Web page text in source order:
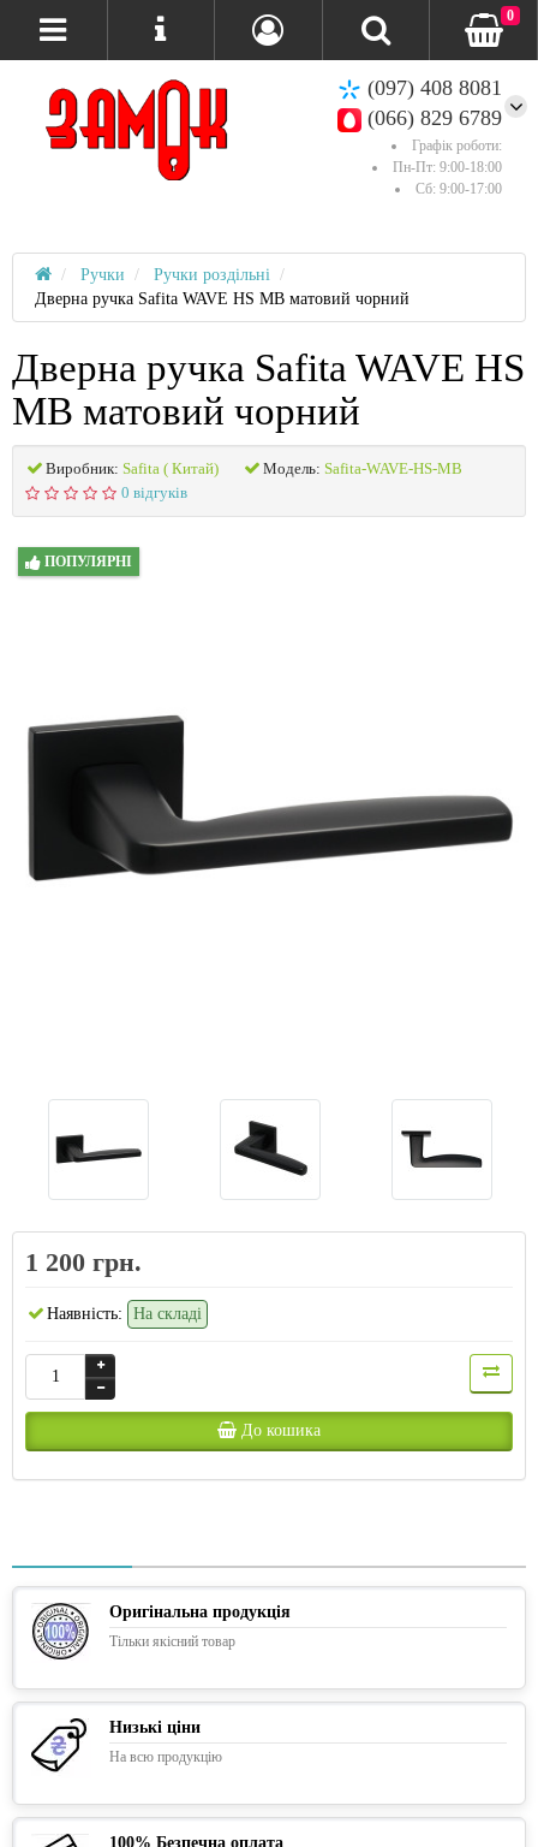
(097) 408 8081
(066) 829 6789
Графік роботи:
Пн-Пт: 9:00-18:00
Сб: 9:00-17:00
0
Ручки
Ручки роздільні
Дверна ручка Safita WAVE HS MB матовий чорний
Дверна ручка Safita WAVE HS
MB матовий чорний
Виробник: Safita ( Китай) Модель: Safita-WAVE-HS-MB
0 відгуків
ПОПУЛЯРНІ
1 200 грн.
Наявність: На складі
До кошика
Оригінальна продукція
Тільки якісний товар
Низькі ціни
На всю продукцію
100% Безпечна оплата